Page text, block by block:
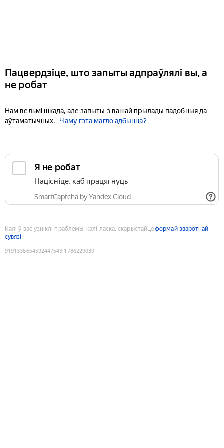
Пацвердзіце, што запыты адпраўлялі вы, а
не робат
Нам вельмі шкада, але запыты з вашай прылады падобныя да
аўтаматычных.
Чаму гэта магло адбыцца?
Я не робат
Націсніце, каб працягнуць
SmartCaptcha by Yandex Cloud
Калі ў вас узніклі праблемы, калі ласка, скарыстайцеформай зваротнай
сувязі
9191336654592447543:1786229030